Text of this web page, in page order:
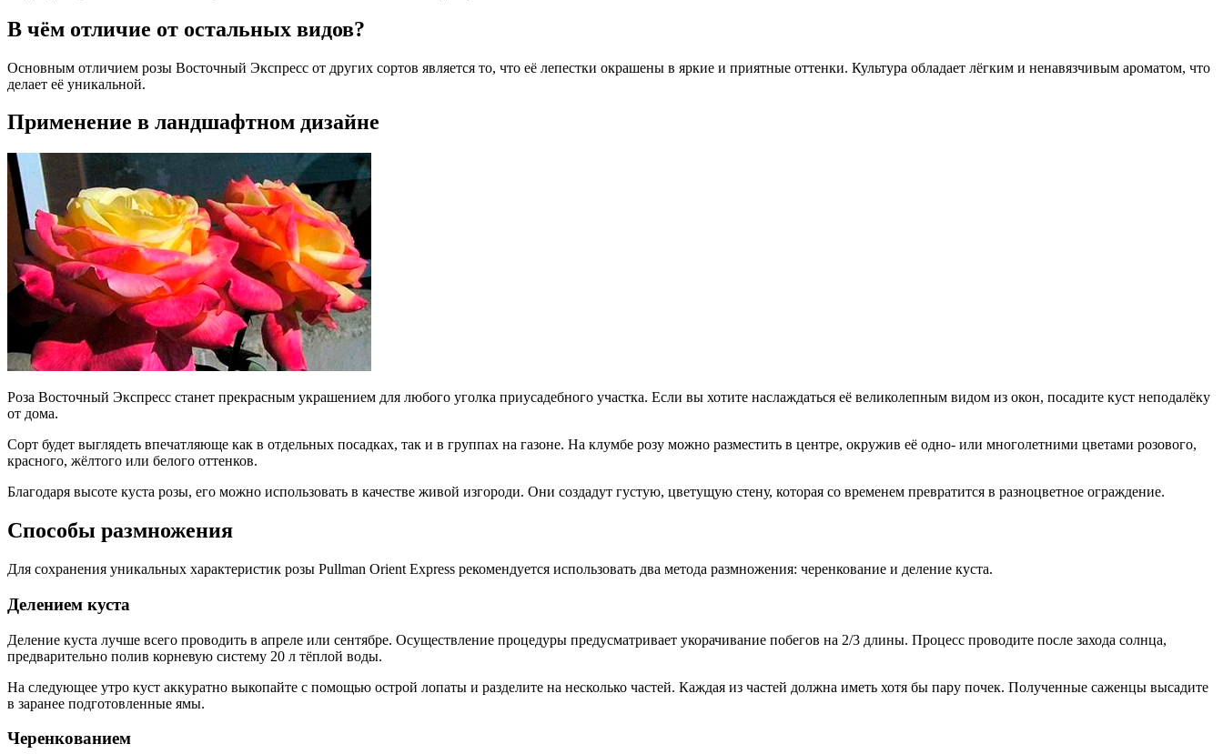
В чём отличие от остальных видов?
Основным отличием розы Восточный Экспресс от других сортов является то, что её лепестки окрашены в яркие и приятные оттенки. Культура обладает лёгким и ненавязчивым ароматом, что
делает её уникальной.
Применение в ландшафтном дизайне
Роза Восточный Экспресс станет прекрасным украшением для любого уголка приусадебного участка. Если вы хотите наслаждаться её великолепным видом из окон, посадите куст неподалёку
от дома.
Сорт будет выглядеть впечатляюще как в отдельных посадках, так и в группах на газоне. На клумбе розу можно разместить в центре, окружив её одно- или многолетними цветами розового,
красного, жёлтого или белого оттенков.
Благодаря высоте куста розы, его можно использовать в качестве живой изгороди. Они создадут густую, цветущую стену, которая со временем превратится в разноцветное ограждение.
Способы размножения
Для сохранения уникальных характеристик розы Pullman Orient Express рекомендуется использовать два метода размножения: черенкование и деление куста.
Делением куста
Деление куста лучше всего проводить в апреле или сентябре. Осуществление процедуры предусматривает укорачивание побегов на 2/3 длины. Процесс проводите после захода солнца,
предварительно полив корневую систему 20 л тёплой воды.
На следующее утро куст аккуратно выкопайте с помощью острой лопаты и разделите на несколько частей. Каждая из частей должна иметь хотя бы пару почек. Полученные саженцы высадите
в заранее подготовленные ямы.
Черенкованием